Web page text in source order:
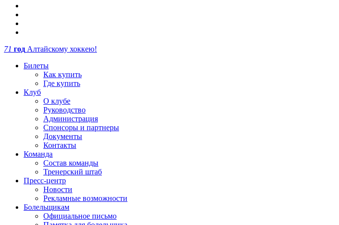
71 год Алтайскому хоккею!
Билеты
Как купить
Где купить
Клуб
О клубе
Руководство
Администрация
Спонсоры и партнеры
Документы
Контакты
Команда
Состав команды
Тренерский штаб
Пресс-центр
Новости
Рекламные возможности
Болельщикам
Официальное письмо